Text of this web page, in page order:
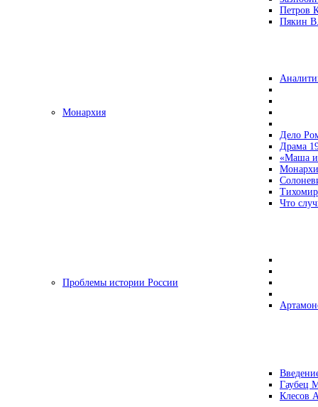
Петров
Пякин
Монархия
Дело
Драма
«Маша и
Что
Проблемы истории России
Гаубец
Клесов